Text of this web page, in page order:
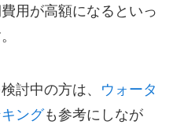
用が高額になるといっ
討中の方は、
ウォータ
ングも参考にしなが